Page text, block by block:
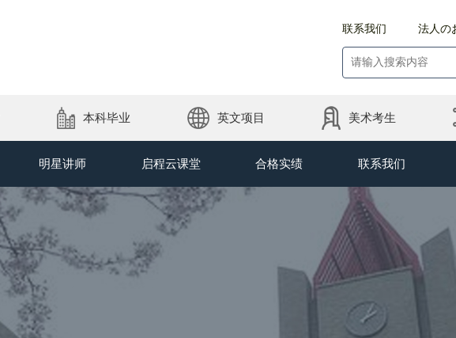
联系我们 法人の
本科毕业 英文项目 美术考生
明星讲师 启程云课堂 合格实绩 联系我们